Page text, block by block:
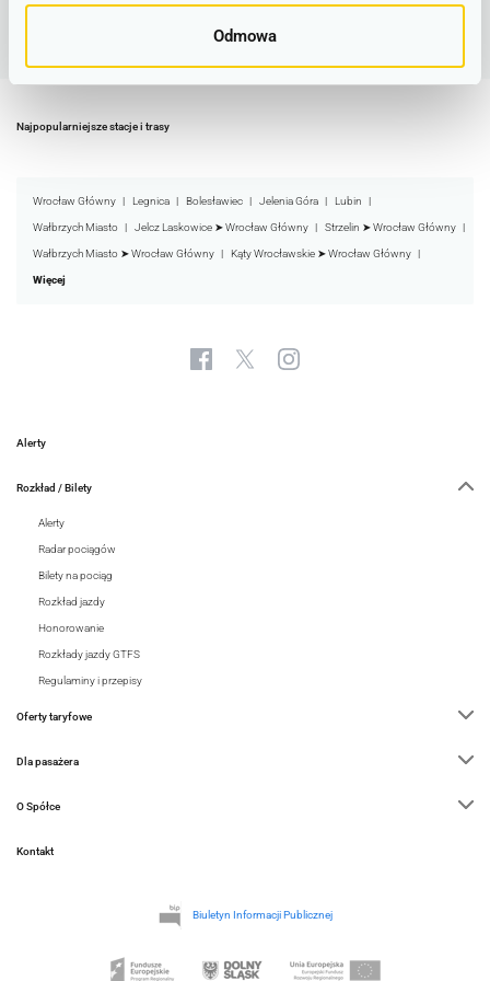
Odmowa
Najpopularniejsze stacje i trasy
Wrocław Główny Legnica Bolesławiec Jelenia Góra Lubin
Wałbrzych Miasto Jelcz Laskowice ➤ Wrocław Główny Strzelin ➤ Wrocław Główny
Wałbrzych Miasto ➤ Wrocław Główny Kąty Wrocławskie ➤ Wrocław Główny
Więcej
Alerty
Rozkład / Bilety
Alerty
Radar pociągów
Bilety na pociąg
Rozkład jazdy
Honorowanie
Rozkłady jazdy GTFS
Regulaminy i przepisy
Oferty taryfowe
Dla pasażera
O Spółce
Kontakt
Biuletyn Informacji Publicznej